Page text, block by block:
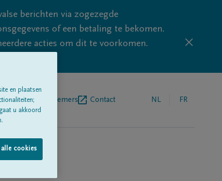
berichten via zogezegde
of een betaling te bekomen.
acties om dit te voorkomen.
Contact NL FR
en plaatsen
u akkoord
cookies